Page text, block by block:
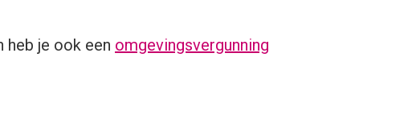
heb je ook een omgevingsvergunning